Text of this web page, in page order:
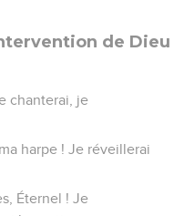
de Dieu
chanterai, je
harpe ! Je réveillerai
Éternel ! Je